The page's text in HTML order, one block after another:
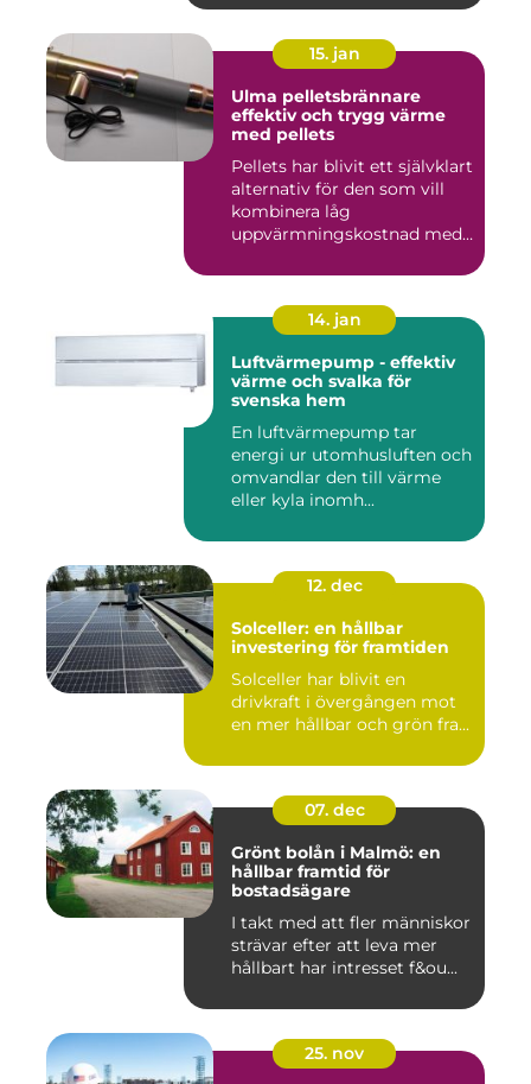
15. jan
Ulma pelletsbrännare
effektiv och trygg värme
med pellets
Pellets har blivit ett självklart
alternativ för den som vill
kombinera låg
uppvärmningskostnad med
14. jan
Luftvärmepump - effektiv
värme och svalka för
svenska hem
En luftvärmepump tar
energi ur utomhusluften och
omvandlar den till värme
eller kyla inomh...
12. dec
Solceller: en hållbar
investering för framtiden
Solceller har blivit en
drivkraft i övergången mot
en mer hållbar och grön fra...
07. dec
Grönt bolån i Malmö: en
hållbar framtid för
bostadsägare
I takt med att fler människor
strävar efter att leva mer
hållbart har intresset f&ou...
25. nov